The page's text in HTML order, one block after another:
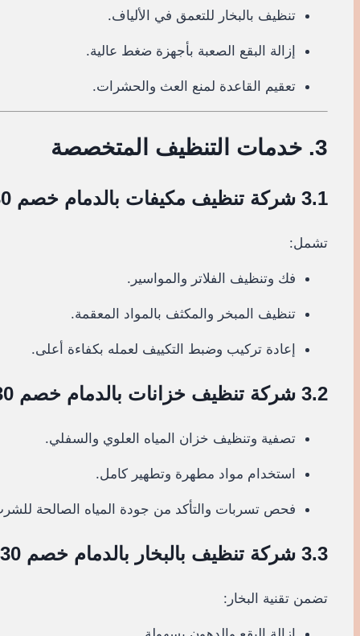
تنظيف بالبخار للتعمق في الألياف.
إزالة البقع الصعبة بأجهزة ضغط عالية.
تعقيم القاعدة لمنع العث والحشرات.
3. خدمات التنظيف المتخصصة
3.1 شركة تنظيف مكيفات بالدمام خصم 30%
تشمل:
فك وتنظيف الفلاتر والمواسير.
تنظيف المبخر والمكثف بالمواد المعقمة.
إعادة تركيب وضبط التكييف لعمله بكفاءة أعلى.
3.2 شركة تنظيف خزانات بالدمام خصم 30%
تصفية وتنظيف خزان المياه العلوي والسفلي.
استخدام مواد مطهرة وتطهير كامل.
فحص تسربات والتأكد من جودة المياه الصالحة
3.3 شركة تنظيف بالبخار بالدمام خصم 30%
تضمن تقنية البخار: